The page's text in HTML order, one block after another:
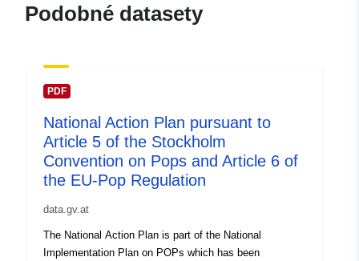
Podobné datasety
PDF
National Action Plan pursuant to
Article 5 of the Stockholm
Convention on Pops and Article 6 of
the EU-Pop Regulation
data.gv.at
The National Action Plan is part of the National
Implementation Plan on POPs which has been